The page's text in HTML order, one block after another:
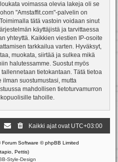
voimassa olevia lakeja oli se
"Amstaffit.com"-palvelin on
tätä vastoin voidaan sinut
käyttäjistä ja tarvittaessa
yhteyttä. Kaikkien viestien IP-osoite
tarkkailua varten. Hyväksyt,
muokata, siirtää ja sulkea mikä
halutessamme. Suostut myös
tietokantaan. Tätä tietoa
suostumustasi, mutta
mahdollisen tietoturvamurron
tahoille.
Kaikki ajat ovat UTC+03:00
Forum Software © phpBB Limited
Pettis)
Style-Design